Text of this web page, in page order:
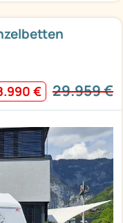
€ 29.959 €